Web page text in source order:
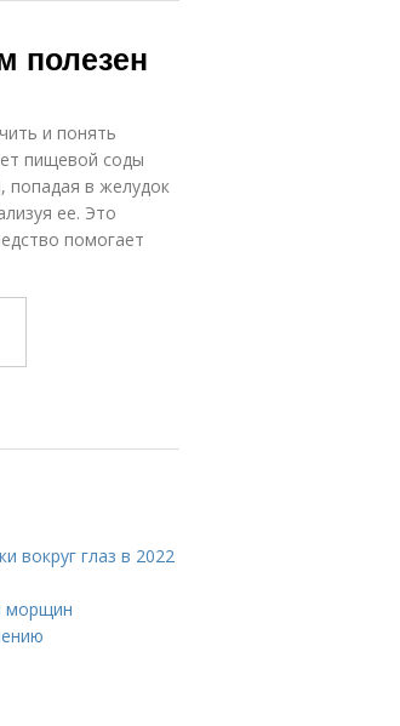
полезен
и понять
пищевой соды
попадая в желудок
ее. Это
помогает
вокруг глаз в 2022
морщин